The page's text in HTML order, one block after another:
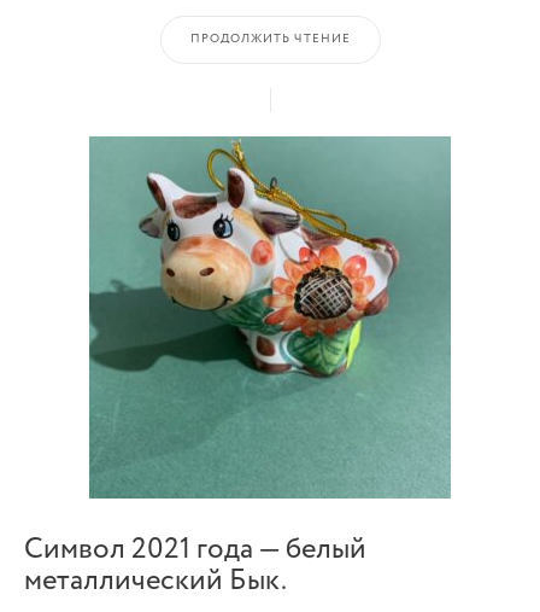
ПРОДОЛЖИТЬ ЧТЕНИЕ
Символ 2021 года — белый
металлический Бык.